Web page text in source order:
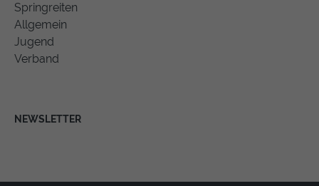
Springreiten
Allgemein
Jugend
Verband
NEWSLETTER